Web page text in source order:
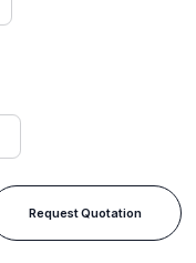
Request Quotation